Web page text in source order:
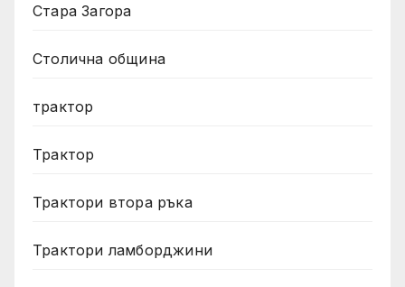
Стара Загора
Столична община
трактор
Трактор
Трактори втора ръка
Трактори ламборджини